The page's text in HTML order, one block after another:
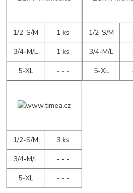
1/2-S/M
1 ks
3/4-M/L
1 ks
5-XL
- - -
1/2-S/M
3/4-M/L
5-XL
1/2-S/M
3 ks
3/4-M/L
- - -
5-XL
- - -